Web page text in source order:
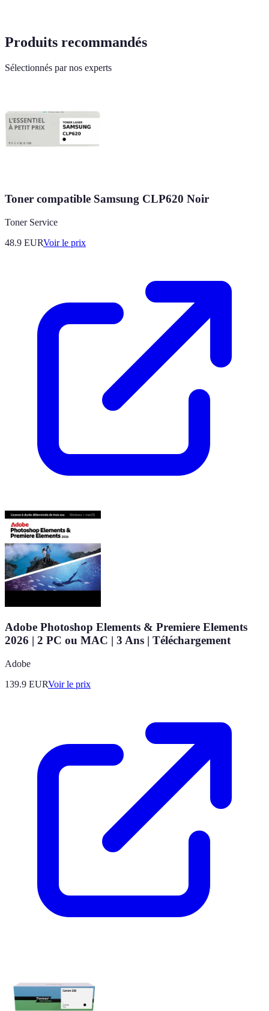
Produits recommandés
Sélectionnés par nos experts
Toner compatible Samsung CLP620 Noir
Toner Service
48.9 EURVoir le prix
Adobe Photoshop Elements & Premiere Elements
2026 | 2 PC ou MAC | 3 Ans | Téléchargement
Adobe
139.9 EURVoir le prix